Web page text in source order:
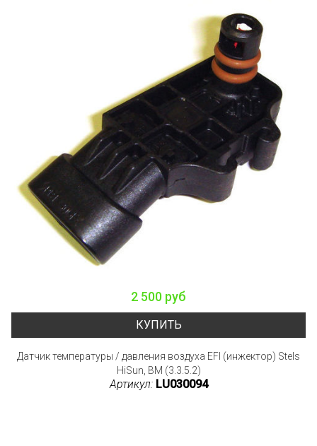
2 500 руб
КУПИТЬ
Датчик температуры / давления воздуха EFI (инжектор) Stels
HiSun, BM (3.3.5.2)
Артикул: LU030094